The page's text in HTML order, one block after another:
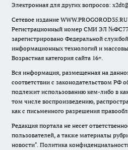
Электронная для других вопросов:
Сетевое издание
Регистрационный номер СМИ ЭЛ №ФС77-
зарегистрировано Федеральной
информационных технологий и
Возрастная категория сайта 16+.
Вся информация, размещенная на
соответствии с законодательством РФ
подлежит использованию кем-либо в
том числе воспроизведению,
как с письменного разрешения
Редакция портала не несет
пользователей, а также материалы
новости". Политика